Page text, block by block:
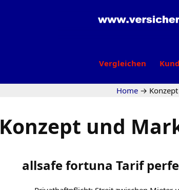
Vergleichen
Home →
Konzept und
allsafe fortuna Tarif